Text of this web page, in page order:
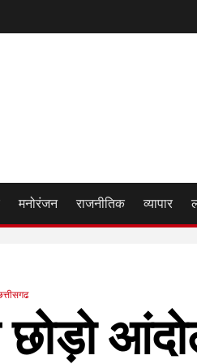
मनोरंजन राजनीतिक व्यापार